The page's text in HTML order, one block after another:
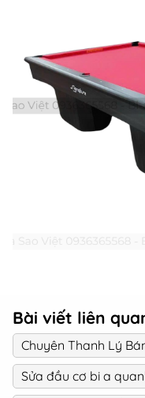
Bài viết liên
Chuyên Thanh Lý
Sửa đầu cơ bi a